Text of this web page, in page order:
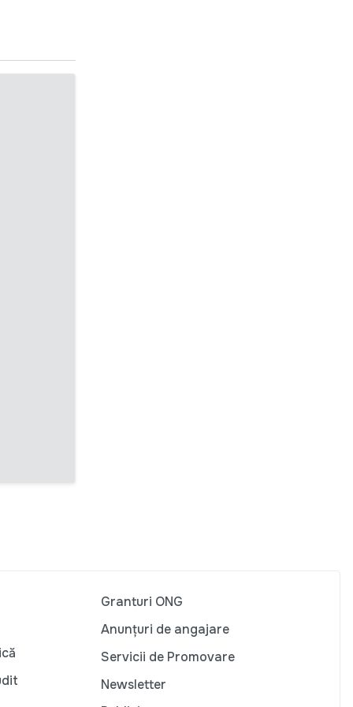
Granturi ONG
Anunțuri de angajare
Servicii de Promovare
Newsletter